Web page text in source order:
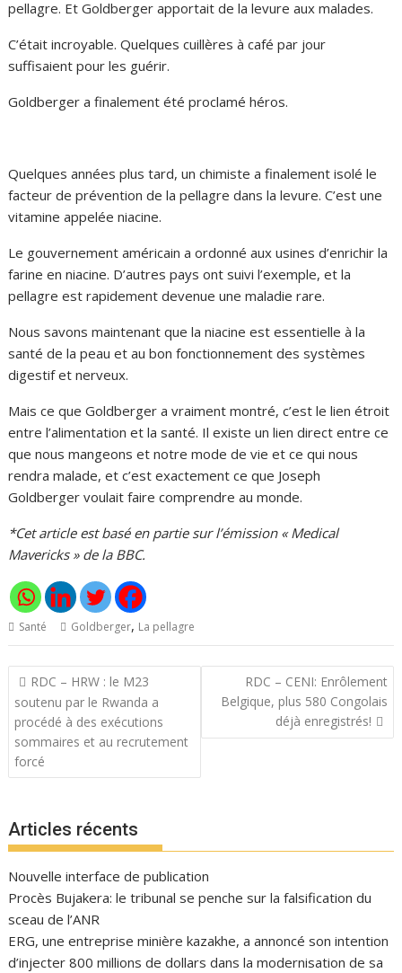
pellagre. Et Goldberger apportait de la levure aux malades.
C’était incroyable. Quelques cuillères à café par jour
suffisaient pour les guérir.
Goldberger a finalement été proclamé héros.
Quelques années plus tard, un chimiste a finalement isolé le
facteur de prévention de la pellagre dans la levure. C’est une
vitamine appelée niacine.
Le gouvernement américain a ordonné aux usines d’enrichir la
farine en niacine. D’autres pays ont suivi l’exemple, et la
pellagre est rapidement devenue une maladie rare.
Nous savons maintenant que la niacine est essentielle à la
santé de la peau et au bon fonctionnement des systèmes
digestif et nerveux.
Mais ce que Goldberger a vraiment montré, c’est le lien étroit
entre l’alimentation et la santé. Il existe un lien direct entre ce
que nous mangeons et notre mode de vie et ce qui nous
rendra malade, et c’est exactement ce que Joseph
Goldberger voulait faire comprendre au monde.
*Cet article est basé en partie sur l’émission « Medical
Mavericks » de la BBC.
Santé Goldberger, La pellagre
Navigation
de
l’article
RDC – HRW : le M23
soutenu par le Rwanda a
procédé à des exécutions
sommaires et au recrutement
forcé
RDC – CENI: Enrôlement
Belgique, plus 580 Congolais
déjà enregistrés!
Articles récents
Nouvelle interface de publication
Procès Bujakera: le tribunal se penche sur la falsification du
sceau de l’ANR
ERG, une entreprise minière kazakhe, a annoncé son intention
d’injecter 800 millions de dollars dans la modernisation de sa